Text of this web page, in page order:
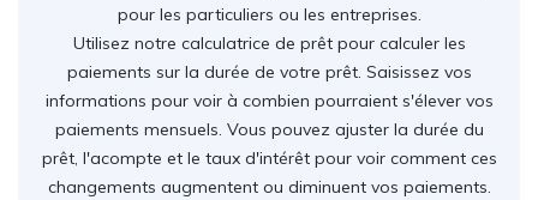
pour les particuliers ou les entreprises.
Utilisez notre calculatrice de prêt pour calculer les
paiements sur la durée de votre prêt. Saisissez vos
informations pour voir à combien pourraient s'élever vos
paiements mensuels. Vous pouvez ajuster la durée du
prêt, l'acompte et le taux d'intérêt pour voir comment ces
changements augmentent ou diminuent vos paiements.